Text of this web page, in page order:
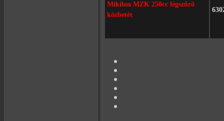
Mikilon MZK 250cc légszűrő
közbetét